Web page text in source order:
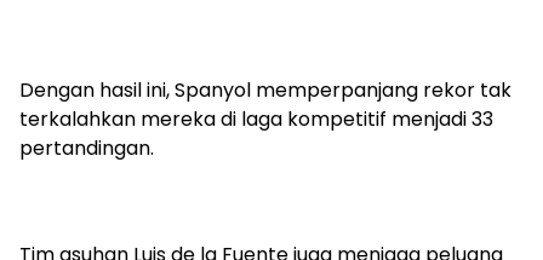
Dengan hasil ini, Spanyol memperpanjang rekor tak
terkalahkan mereka di laga kompetitif menjadi 33
pertandingan.